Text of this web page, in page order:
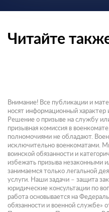
Читайте
Внимание! Все публикации и
носят информационный характер
Решение о призыве на службу
призывная комиссия в
полномочиями не обладают.
исключительно военкоматами.
воинской обязанности и
избежать призыва
занимаемся только легальной
услуги. Наши задачи – защита
юридические консультации по
работа основывается на
обязанности и военной